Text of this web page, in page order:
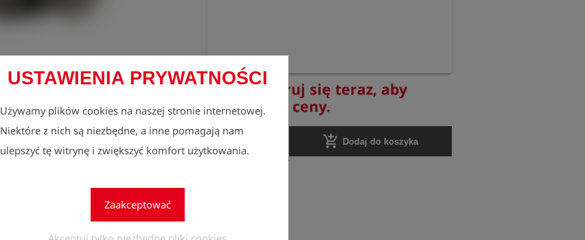
USTAWIENIA PRYWATNOŚCI
Używamy plików cookies na naszej stronie internetowej.
Niektóre z nich są niezbędne, a inne pomagają nam
ulepszyć tę witrynę i zwiększyć komfort użytkowania.
Zaakceptować
Zarejestruj się teraz, aby
zobaczyć ceny.
Ilość
1 add_shopping_cart Dodaj do koszyka